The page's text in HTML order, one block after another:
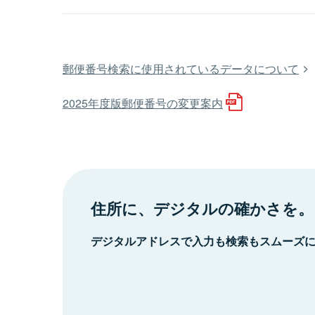
郵便番号検索に使用されているデータについて
2025年度版郵便番号の変更案内
住所に、デジタルの確かさを。
デジタルアドレスで入力も検索もスムーズ